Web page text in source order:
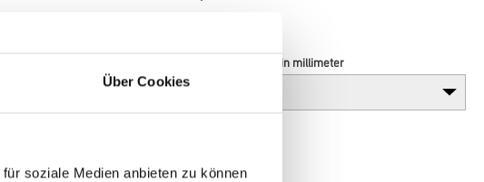
Über Cookies
soziale Medien anbieten zu können
Durchmesser in millimeter